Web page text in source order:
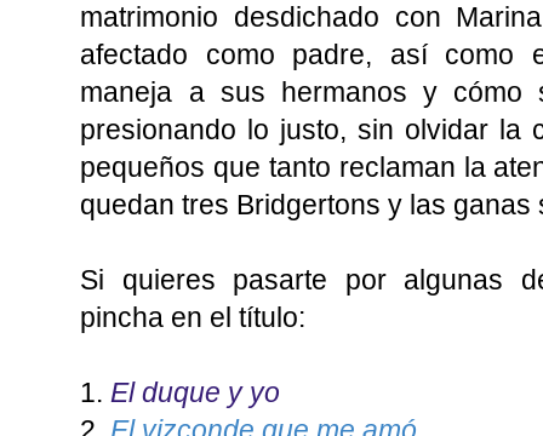
matrimonio desdichado con
afectado como padre, así como
maneja a sus hermanos y cómo
presionando lo justo, sin olvidar la
pequeños que tanto reclaman la
quedan tres Bridgertons y las ganas
Si quieres pasarte por algunas
pincha en el título:
1. El duque y yo